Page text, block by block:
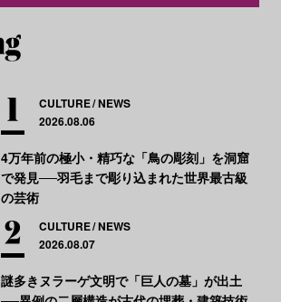
CULTURE NEWS
2026.08.06
4万年前の極小・精巧な「鳥の彫刻」を洞窟
で発見──羽毛まで彫り込まれた世界最古級
の芸術
CULTURE NEWS
2026.08.07
謎多きヌラーゲ文明で「巨人の墓」が出土